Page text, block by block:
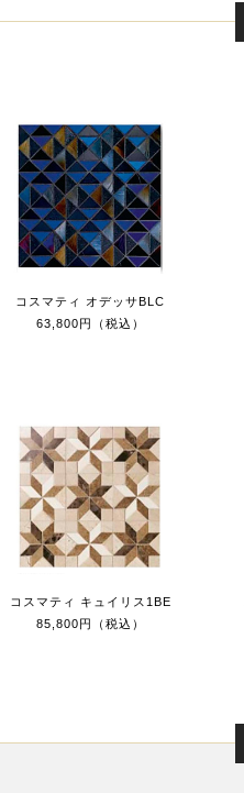
コスマティ オデッサBLC
63,800円（税込）
コスマティ キュイリス1BE
85,800円（税込）